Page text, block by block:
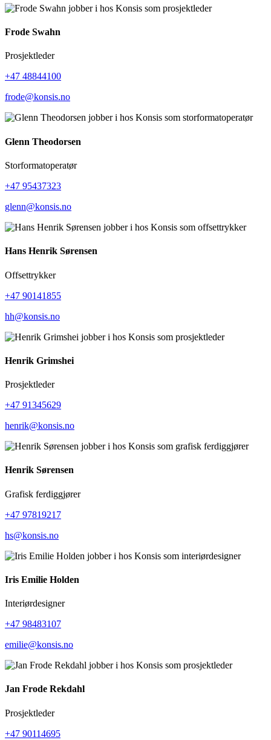
Frode Swahn
Prosjektleder
+47 48844100
frode@konsis.no
Glenn Theodorsen
Storformatoperatør
+47 95437323
glenn@konsis.no
Hans Henrik Sørensen
Offsettrykker
+47 90141855
hh@konsis.no
Henrik Grimshei
Prosjektleder
+47 91345629
henrik@konsis.no
Henrik Sørensen
Grafisk ferdiggjører
+47 97819217
hs@konsis.no
Iris Emilie Holden
Interiørdesigner
+47 98483107
emilie@konsis.no
Jan Frode Rekdahl
Prosjektleder
+47 90114695